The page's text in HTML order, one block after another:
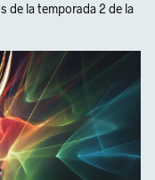
de la temporada 2 de la